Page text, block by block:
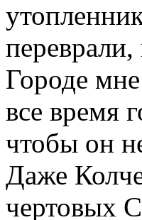
Городе
все время
чтобы он
Даже
чертовых